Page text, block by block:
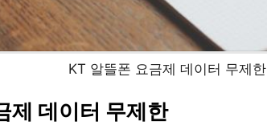
KT 알뜰폰 요금제 데이터 무제한
제 데이터 무제한